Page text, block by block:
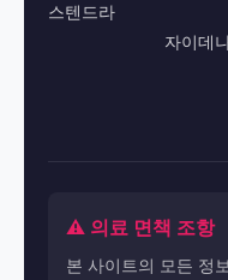
스텐드라
자이데
⚠️ 의료 면책 조항
본 사이트의 모든 정